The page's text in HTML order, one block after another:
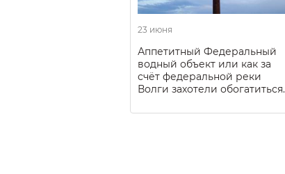
23 июня
Аппетитный Федеральный
водный объект или как за
счёт федеральной реки
Волги захотели обогатиться.